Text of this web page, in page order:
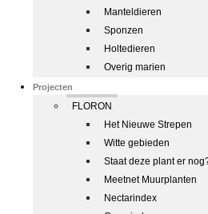
Manteldieren
Sponzen
Holtedieren
Overig marien
Projecten
FLORON
Het Nieuwe Strepen
Witte gebieden
Staat deze plant er
Meetnet Muurplanten
Nectarindex